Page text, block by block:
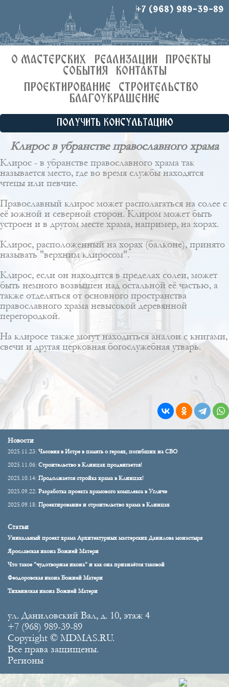
+7 (968) 989-39-89
О МАСТЕРСКИХ РЕАЛИЗАЦИИ
ПРОЕКТЫ
СОБЫТИЯ
КОНТАКТЫ
ПРОЕКТИРОВАНИЕ
СТРОИТЕЛЬСТВО
БЛАГОУКРАШЕНИЕ
ПОЛУЧИТЬ КОНСУЛЬТАЦИЮ
Клирос в убранстве православного храма
Клирос - в убранстве православного храма так
называется место, где во время службы находятся
чтецы или певчие.
Православный клирос может располагаться на солее с
её южной и северной сторон. Клиром может быть
устроен и в другом месте храма, например, на хорах.
Клирос, расположенный на хорах (балконе), принято
называть "верхним клиросом".
Клирос, если он находится в пределах солеи, может
быть немного возвышен над остальной её частью, а
также отделяться от основного пространства
православного храма невысокой деревянной
перегородкой.
На клиросе также могут находиться аналои с книгами,
свечи и другая церковная богослужебная утварь.
Новости
2025.11.23: Часовня в Истре в память о героях, погибших на СВО
2025.11.06: Строительство в Клинцах продвигается!
2025.10.14: Продолжается стройка храма в Клинцах!
2025.09.22: Разработка проекта храмового комплекса в Угличе
2025.09.18: Проектирование и строительство храма в Клинцах
Статьи
Уникальный проект храма Архитектурных мастерских Данилова монастыря
Ярославская икона Божией Матери
Что такое "чудотворная икона" и как она признаётся таковой
Феодоровская икона Божией Матери
Тихвинская икона Божией Матери
ул. Даниловский Вал, д. 10, этаж 4
+7 (968) 989-39-89
Copyright © MDMAS.RU.
Все права защищены.
Регионы